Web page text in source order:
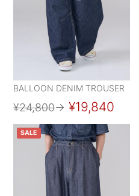
BALLOON DENIM TROUSER
¥24,800→ ¥19,840
SALE